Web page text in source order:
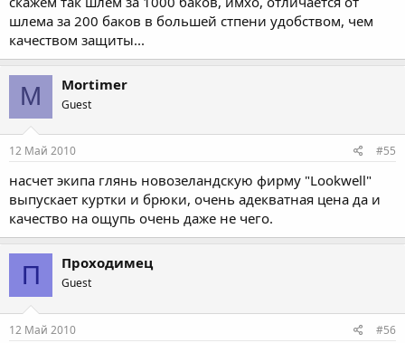
шлема за 200 баков в большей стпени удобством, чем
качеством защиты...
M Mortimer
Guest
12 Май 2010 #55
насчет экипа глянь новозеландскую фирму "Lookwell"
выпускает куртки и брюки, очень адекватная цена да и
качество на ощупь очень даже не чего.
П Проходимец
Guest
12 Май 2010 #56